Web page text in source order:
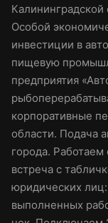
Калининградской
Особой
инвестиции в
пищевую
предприятия
корпоративные
области. Подача
города.
встреча с
юридических лиц:
выполненных